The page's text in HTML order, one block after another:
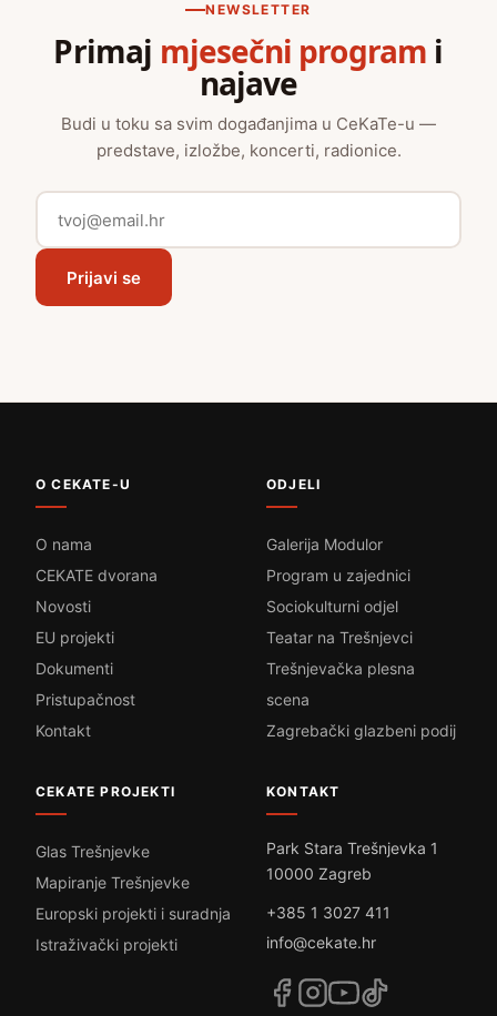
NEWSLETTER
Primaj mjesečni program i
najave
Budi u toku sa svim događanjima u CeKaTe-u —
predstave, izložbe, koncerti, radionice.
Prijavi se
O CEKATE-U
O nama
CEKATE dvorana
Novosti
EU projekti
Dokumenti
Pristupačnost
Kontakt
ODJELI
Galerija Modulor
Program u zajednici
Sociokulturni odjel
Teatar na Trešnjevci
Trešnjevačka plesna
scena
Zagrebački glazbeni podij
CEKATE PROJEKTI
Glas Trešnjevke
Mapiranje Trešnjevke
Europski projekti i suradnja
Istraživački projekti
KONTAKT
Park Stara Trešnjevka 1
10000 Zagreb
+385 1 3027 411
info@cekate.hr